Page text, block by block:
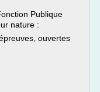
Publique
nature :
ouvertes